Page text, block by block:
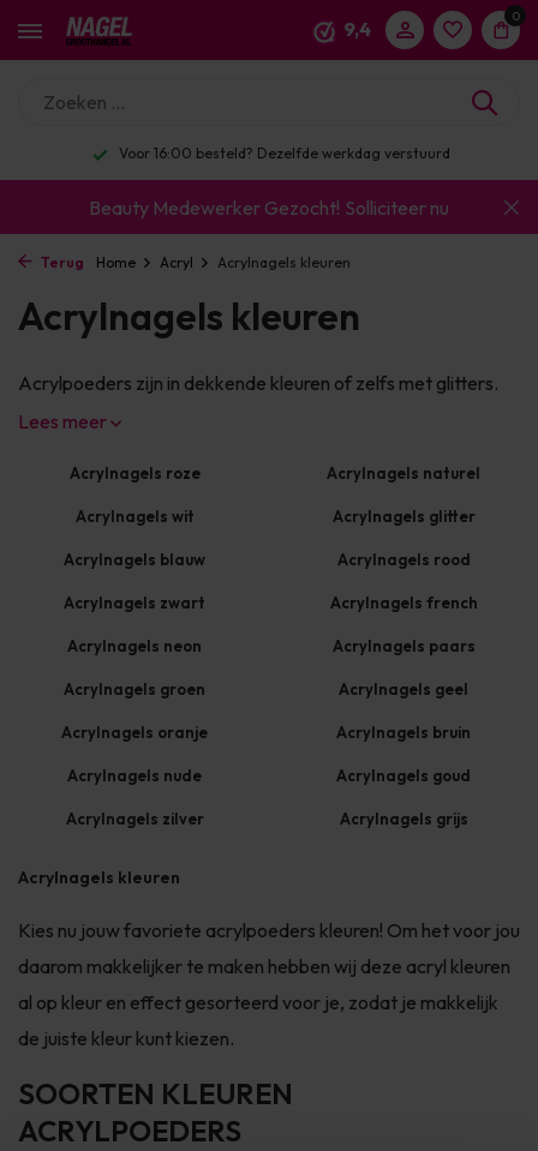
9,4
0
Voor 16:00 besteld? Dezelfde werkdag verstuurd
Beauty Medewerker Gezocht! Solliciteer nu
Terug Home Acryl Acrylnagels kleuren
Acrylnagels kleuren
Acrylpoeders zijn in dekkende kleuren of zelfs met glitters.
Lees meer
Acrylnagels roze Acrylnagels naturel
Acrylnagels wit Acrylnagels glitter
Acrylnagels blauw Acrylnagels rood
Acrylnagels zwart Acrylnagels french
Acrylnagels neon Acrylnagels paars
Acrylnagels groen Acrylnagels geel
Acrylnagels oranje Acrylnagels bruin
Acrylnagels nude Acrylnagels goud
Acrylnagels zilver Acrylnagels grijs
Acrylnagels kleuren
Kies nu jouw favoriete acrylpoeders kleuren! Om het voor jou
daarom makkelijker te maken hebben wij deze acryl kleuren
al op kleur en effect gesorteerd voor je, zodat je makkelijk
de juiste kleur kunt kiezen.
SOORTEN KLEUREN
ACRYLPOEDERS